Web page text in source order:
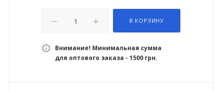
В КОРЗИНУ
Внимание! Минимальная сумма
для оптового заказа - 1500 грн.